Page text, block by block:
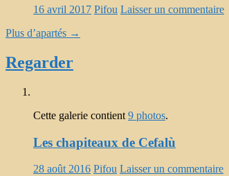
16 avril 2017 Pifou Laisser un commentaire
Plus d’apartés →
Regarder
Cette galerie contient 9 photos.
Les chapiteaux de Cefalù
28 août 2016 Pifou Laisser un commentaire